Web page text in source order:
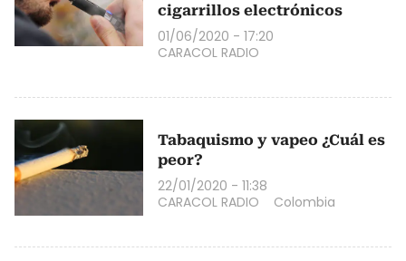
cigarrillos electrónicos
01/06/2020 - 17:20
CARACOL RADIO
Tabaquismo y vapeo ¿Cuál es
peor?
22/01/2020 - 11:38
CARACOL RADIO
Colombia